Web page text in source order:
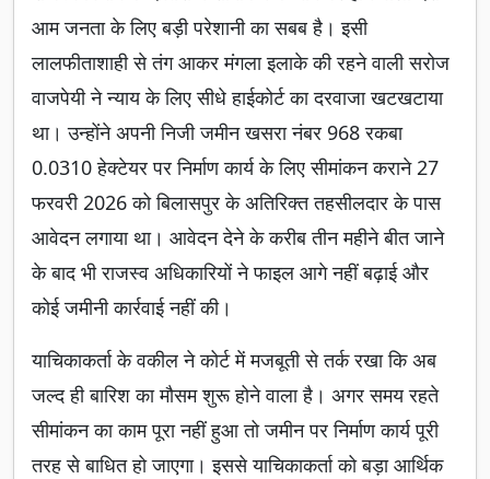
आम जनता के लिए बड़ी परेशानी का सबब है। इसी
लालफीताशाही से तंग आकर मंगला इलाके की रहने वाली सरोज
वाजपेयी ने न्याय के लिए सीधे हाईकोर्ट का दरवाजा खटखटाया
था। उन्होंने अपनी निजी जमीन खसरा नंबर 968 रकबा
0.0310 हेक्टेयर पर निर्माण कार्य के लिए सीमांकन कराने 27
फरवरी 2026 को बिलासपुर के अतिरिक्त तहसीलदार के पास
आवेदन लगाया था। आवेदन देने के करीब तीन महीने बीत जाने
के बाद भी राजस्व अधिकारियों ने फाइल आगे नहीं बढ़ाई और
कोई जमीनी कार्रवाई नहीं की।
याचिकाकर्ता के वकील ने कोर्ट में मजबूती से तर्क रखा कि अब
जल्द ही बारिश का मौसम शुरू होने वाला है। अगर समय रहते
सीमांकन का काम पूरा नहीं हुआ तो जमीन पर निर्माण कार्य पूरी
तरह से बाधित हो जाएगा। इससे याचिकाकर्ता को बड़ा आर्थिक